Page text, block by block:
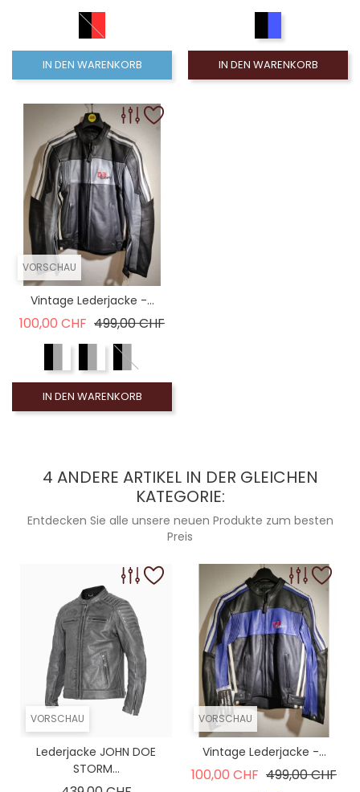
IN DEN WARENKORB IN DEN WARENKORB
VORSCHAU
Vintage Lederjacke -...
100,00 CHF Verkaufspreis
499,00 CHFPreis
IN DEN WARENKORB
4 ANDERE ARTIKEL IN DER GLEICHEN
KATEGORIE:
Entdecken Sie alle unsere neuen Produkte zum besten
Preis
VORSCHAU
Lederjacke JOHN DOE
STORM...
VORSCHAU
Vintage Lederjacke -...
100,00 CHF Verkaufspreis
499,00 CHF